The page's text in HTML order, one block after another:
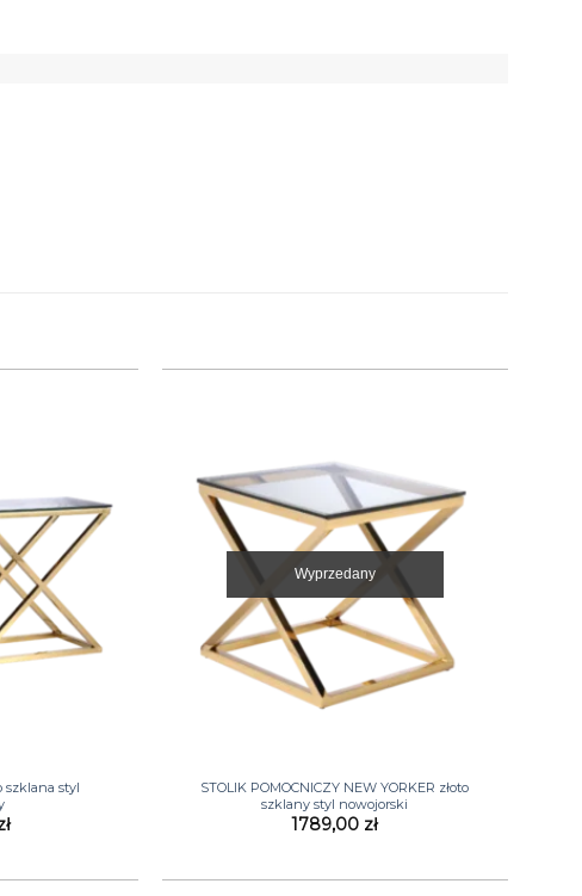
szklana styl
Wyprzedany
STOLIK POMOCNICZY NEW YORKER złoto
szklany styl nowojorski
1789,00 zł